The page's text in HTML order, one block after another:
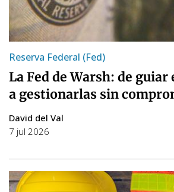
Reserva Federal (Fed)
La Fed de Warsh: de
a gestionarlas sin
David del Val
7 jul 2026